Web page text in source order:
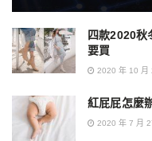
四款2020
要買
2020 年 10 月
紅屁屁怎麼
2020 年 7 月